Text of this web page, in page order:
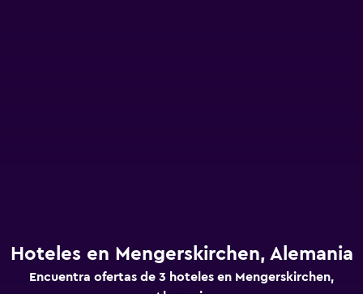
Hoteles en Mengerskirchen, Alemania
Encuentra ofertas de 3 hoteles en Mengerskirchen,